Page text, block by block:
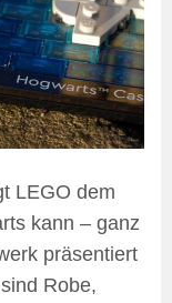
LEGO dem
kann – ganz
präsentiert
Robe,